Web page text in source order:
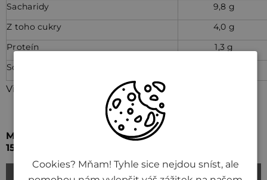
Sacharidy
9,8 g
Z toho cukry
4,0 g
Proteín
1,3 g
Soľ
Videá (1)
Mistrem asijské kuchyně: Thajské zelené kari do
15 minut
Cookies? Mňam! Tyhle sice nejdou sníst, ale